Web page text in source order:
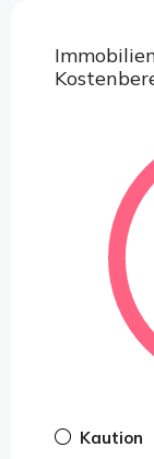
Kaution